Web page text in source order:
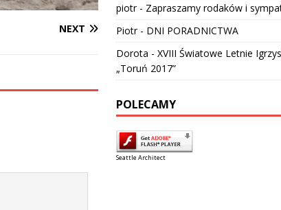
NEXT
piotr- Zapraszamy rodaków i
Piotr- DNI PORADNICTWA
Dorota - XVIII Światowe Letnie
„Toruń 2017”
POLECAMY
Seattle Architect